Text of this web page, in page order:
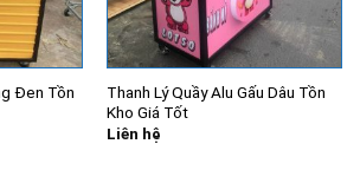
Đen Tồn
Thanh Lý Quầy Alu Gấu Dâu Tồn
Kho Giá Tốt
Liên hệ